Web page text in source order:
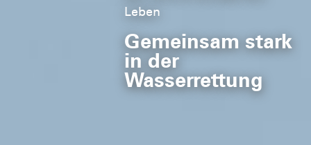
Leben
Gemeinsam stark
in der
Wasserrettung
Für mehr Sicherheit im